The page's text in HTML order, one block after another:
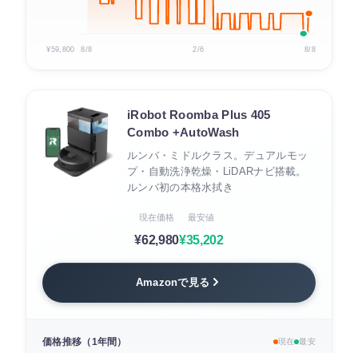
¥59,800 8/8 2/6 8/8
iRobot Roomba Plus 405
Combo +AutoWash
ルンバ・ミドルクラス。デュアルモッ
プ・自動洗浄乾燥・LiDARナビ搭載。
ルンバ初の本格水拭き
現在価格
¥62,980
最安値
¥35,202
Amazonで見る
価格推移（1年間） 現在 最安